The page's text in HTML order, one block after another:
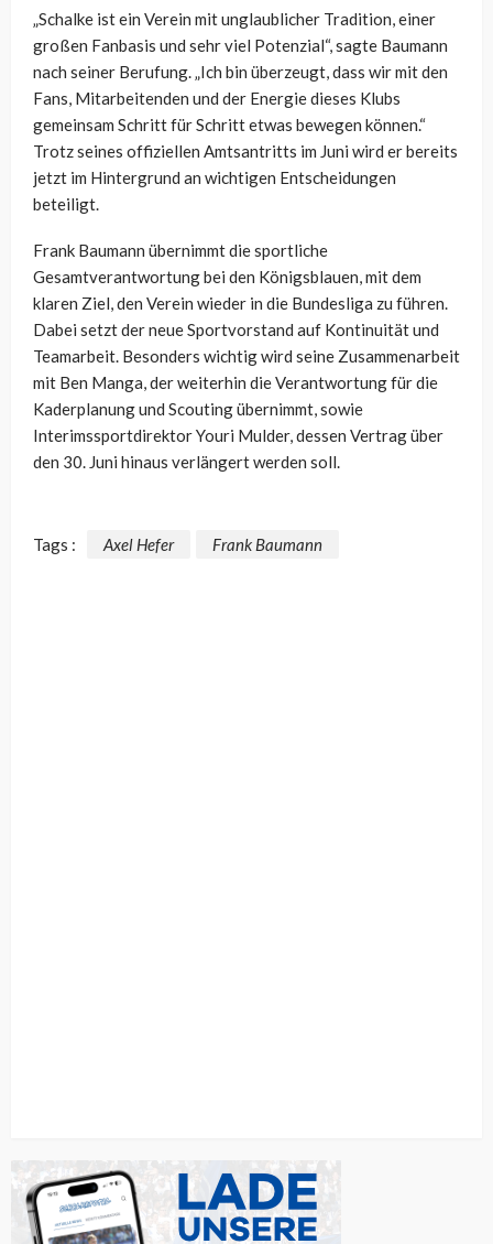
„Schalke ist ein Verein mit unglaublicher Tradition, einer
großen Fanbasis und sehr viel Potenzial“, sagte Baumann
nach seiner Berufung. „Ich bin überzeugt, dass wir mit den
Fans, Mitarbeitenden und der Energie dieses Klubs
gemeinsam Schritt für Schritt etwas bewegen können.“
Trotz seines offiziellen Amtsantritts im Juni wird er bereits
jetzt im Hintergrund an wichtigen Entscheidungen
beteiligt.
Frank Baumann übernimmt die sportliche
Gesamtverantwortung bei den Königsblauen, mit dem
klaren Ziel, den Verein wieder in die Bundesliga zu führen.
Dabei setzt der neue Sportvorstand auf Kontinuität und
Teamarbeit. Besonders wichtig wird seine Zusammenarbeit
mit Ben Manga, der weiterhin die Verantwortung für die
Kaderplanung und Scouting übernimmt, sowie
Interimssportdirektor Youri Mulder, dessen Vertrag über
den 30. Juni hinaus verlängert werden soll.
Tags : Axel Hefer Frank Baumann